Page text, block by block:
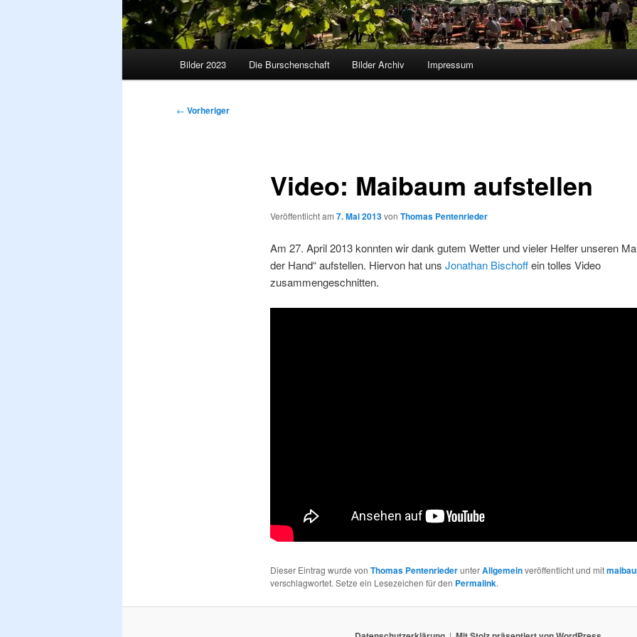
Bilder 2023 Die Burschenschaft Bilder Archiv Impressum
Beitragsnavigation
← Vorheriger
Video: Maibaum aufstellen
Veröffentlicht am 7. Mai 2013von Thomas Pentenrieder
Am 27. April 2013 konnten wir dank gutem Wetter und vieler Helfer unseren
der Hand“ aufstellen. Hiervon hat uns Jonathan Bischoffein tolles Video
zusammengeschnitten.
Dieser Eintrag wurde von Thomas PentenriederunterAllgemeinveröffentlicht und mit
verschlagwortet. Setze ein Lesezeichen für den Permalink.